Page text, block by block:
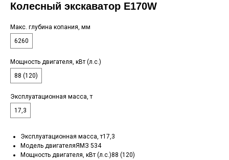
Колесный экскаватор E170W
Макс. глубина копания, мм
6260
Мощность двигателя, кВт (л.с.)
88 (120)
Эксплуатационная масса, т
17,3
Эксплуатационная масса, т17,3
Модель двигателяЯМЗ 534
Мощность двигателя, кВт (л.с.)88 (120)